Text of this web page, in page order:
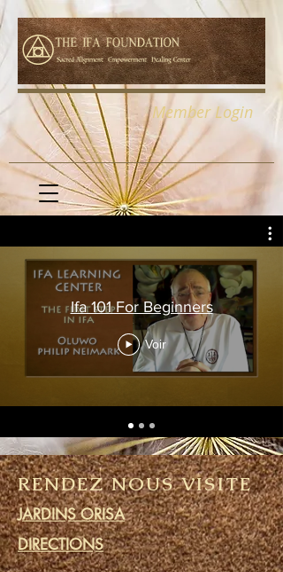
Member Login
Ifa 101 For Beginners
Voir
RENDEZ NOUS VISITE
JARDINS ORISA
DIRECTIONS